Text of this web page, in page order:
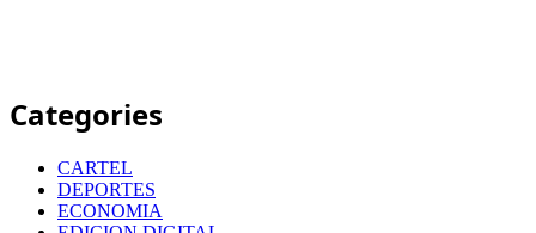
Categories
CARTEL
DEPORTES
ECONOMIA